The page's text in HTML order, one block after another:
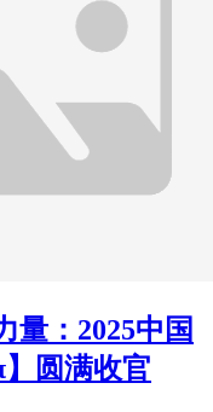
量：2025中国
圆满收官